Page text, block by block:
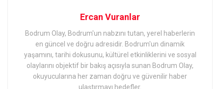
Ercan Vuranlar
Bodrum Olay, Bodrum'un nabzını tutan, yerel haberlerin
en güncel ve doğru adresidir. Bodrum'un dinamik
yaşamını, tarihi dokusunu, kültürel etkinliklerini ve sosyal
olaylarını objektif bir bakış açısıyla sunan Bodrum Olay,
okuyucularına her zaman doğru ve güvenilir haber
ulaştırmayı hedefler.